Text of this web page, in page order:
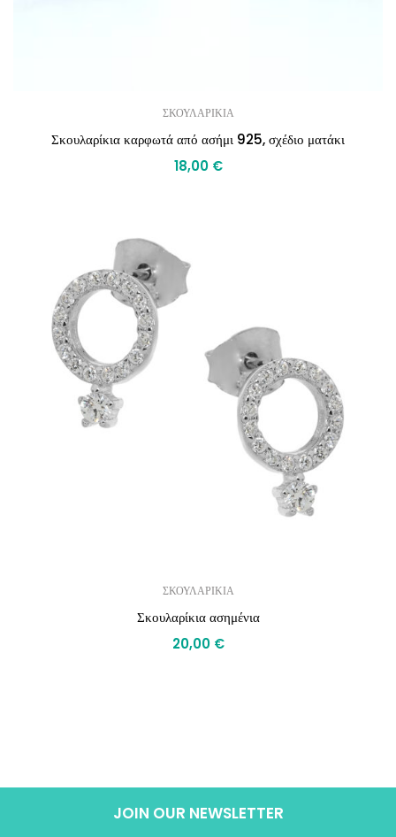
ΣΚΟΥΛΑΡΙΚΙΑ
Σκουλαρίκια καρφωτά από ασήμι 925, σχέδιο ματάκι
18,00 €
ΣΚΟΥΛΑΡΙΚΙΑ
Σκουλαρίκια ασημένια
20,00 €
JOIN OUR NEWSLETTER